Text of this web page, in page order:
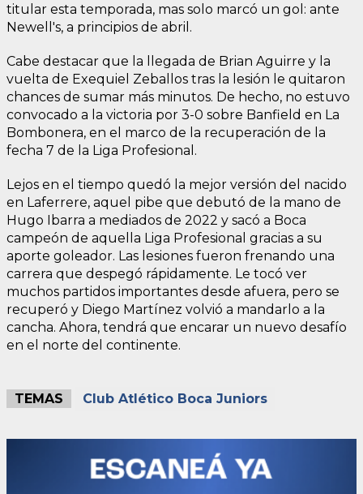
titular esta temporada, mas solo marcó un gol: ante
Newell's, a principios de abril.
Cabe destacar que la llegada de Brian Aguirre y la
vuelta de Exequiel Zeballos tras la lesión le quitaron
chances de sumar más minutos. De hecho, no estuvo
convocado a la victoria por 3-0 sobre Banfield en La
Bombonera, en el marco de la recuperación de la
fecha 7 de la Liga Profesional.
Lejos en el tiempo quedó la mejor versión del nacido
en Laferrere, aquel pibe que debutó de la mano de
Hugo Ibarra a mediados de 2022 y sacó a Boca
campeón de aquella Liga Profesional gracias a su
aporte goleador. Las lesiones fueron frenando una
carrera que despegó rápidamente. Le tocó ver
muchos partidos importantes desde afuera, pero se
recuperó y Diego Martínez volvió a mandarlo a la
cancha. Ahora, tendrá que encarar un nuevo desafío
en el norte del continente.
TEMAS Club Atlético Boca Juniors